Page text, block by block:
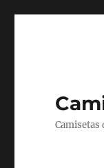
Camisetas